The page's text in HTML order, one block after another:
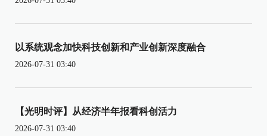
以系统观念加快科技创新和产业创新深度融合
2026-07-31 03:40
【光明时评】从经济半年报看科创活力
2026-07-31 03:40